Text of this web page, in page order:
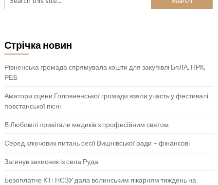
Стрічка новин
Рівненська громада спрямувала кошти для закупівлі БпЛА, НРК,
РЕБ
Аматори сцени Головненської громади взяли участь у фестивалі
повстанської пісні
В Любомлі привітали медиків з професійним святом
Серед ключових питань сесії Вишнівської ради – фінансові
Загинув захисник із села Руда
Безоплатне КТ: НСЗУ дала волинським лікарням тиждень на